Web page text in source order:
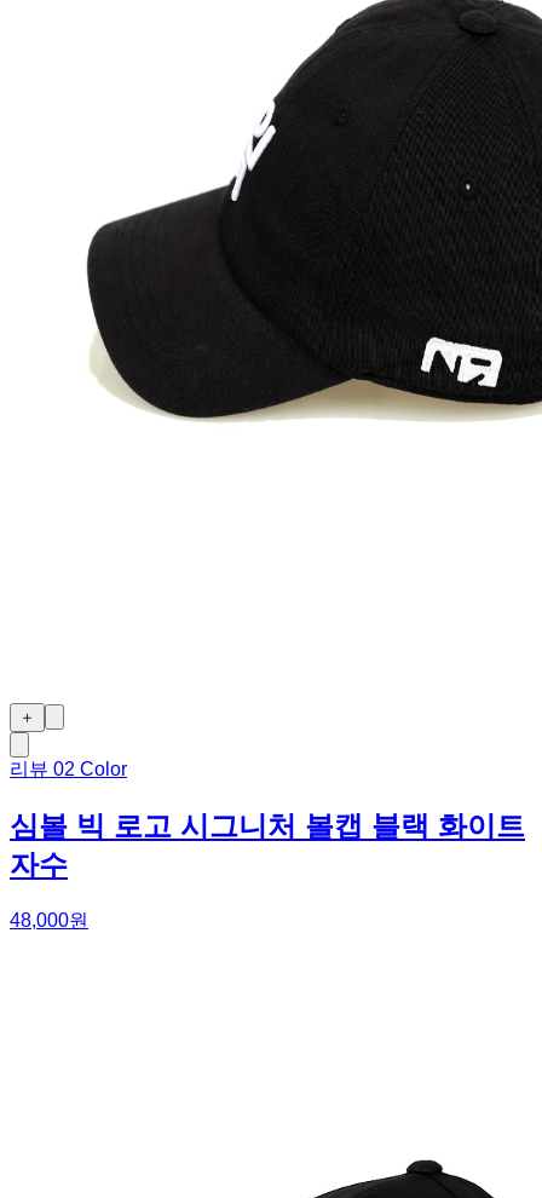
＋
리뷰 02 Color
심볼 빅 로고 시그니처 볼캡 블랙 화이트
자수
48,000원